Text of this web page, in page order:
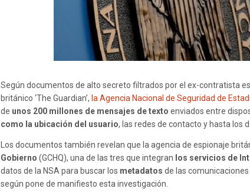
Según documentos de alto secreto filtrados por el ex-contratista
británico ‘The Guardian’, la Agencia Nacional de Seguridad de
de unos 200 millones de mensajes de texto enviados entre
como la ubicación del usuario, las redes de contacto y hasta los
Los documentos también revelan que la agencia de espionaje
Gobierno (GCHQ), una de las tres que integran los servicios de
datos de la NSA para buscar los metadatos de las
según pone de manifiesto esta investigación.